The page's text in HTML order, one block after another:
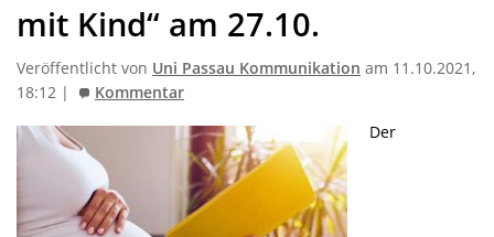
mit Kind“ am 27.10.
Veröffentlicht von Uni Passau Kommunikation am 11.10.2021,
18:12 |
Kommentar
Der